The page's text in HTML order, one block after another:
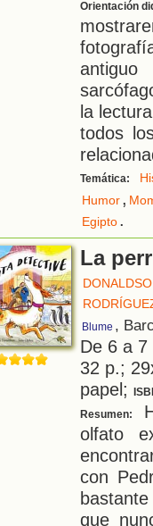
Orientación
la
todos
Temática:
Humor,
Egipto.
La
Blume ,
De 6 a
32 p.;
papel;
Resumen:
olfato
con
que